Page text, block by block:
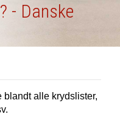
- Danske
alle krydslister,